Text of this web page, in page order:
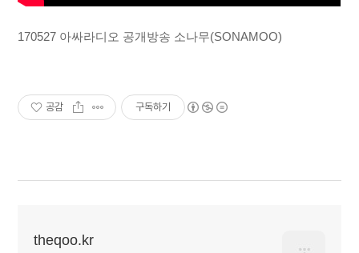
170527 아싸라디오 공개방송 소나무(SONAMOO)
공감 구독하기
theqoo.kr